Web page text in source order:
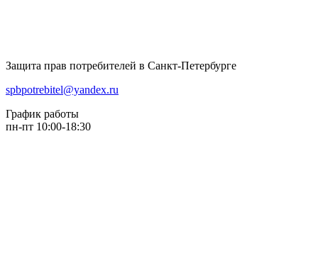
Защита прав потребителей в Санкт-Петербурге
spbpotrebitel@yandex.ru
График работы
пн-пт 10:00-18:30